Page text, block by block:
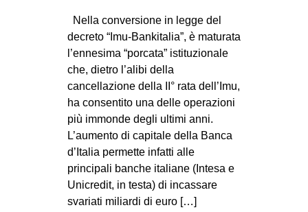
GAZA FREESTYLE
CSOA LAMBRETTA
MSM
STUDENTI TSUNAMI
ZAM
MILANO
MOBILITAZIONI
SPAZI
Nella conversione in legge del
decreto “Imu-Bankitalia”, è maturata
l’ennesima “porcata” istituzionale
che, dietro l’alibi della
cancellazione della II° rata dell’Imu,
ha consentito una delle operazioni
più immonde degli ultimi anni.
L’aumento di capitale della Banca
d’Italia permette infatti alle
principali banche italiane (Intesa e
Unicredit, in testa) di incassare
svariati miliardi di euro […]